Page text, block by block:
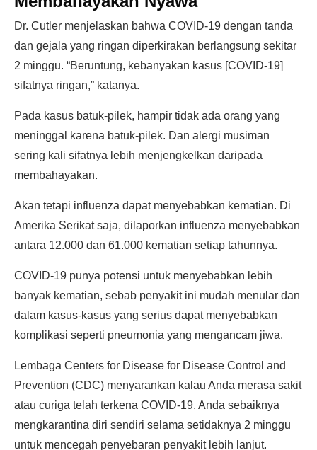
Dr. Cutler menjelaskan bahwa COVID-19 dengan tanda
dan gejala yang ringan diperkirakan berlangsung sekitar
2 minggu. “Beruntung, kebanyakan kasus [COVID-19]
sifatnya ringan,” katanya.
Pada kasus batuk-pilek, hampir tidak ada orang yang
meninggal karena batuk-pilek. Dan alergi musiman
sering kali sifatnya lebih menjengkelkan daripada
membahayakan.
Akan tetapi influenza dapat menyebabkan kematian. Di
Amerika Serikat saja, dilaporkan influenza menyebabkan
antara 12.000 dan 61.000 kematian setiap tahunnya.
COVID-19 punya potensi untuk menyebabkan lebih
banyak kematian, sebab penyakit ini mudah menular dan
dalam kasus-kasus yang serius dapat menyebabkan
komplikasi seperti pneumonia yang mengancam jiwa.
Lembaga Centers for Disease for Disease Control and
Prevention (CDC) menyarankan kalau Anda merasa sakit
atau curiga telah terkena COVID-19, Anda sebaiknya
mengkarantina diri sendiri selama setidaknya 2 minggu
untuk mencegah penyebaran penyakit lebih lanjut.